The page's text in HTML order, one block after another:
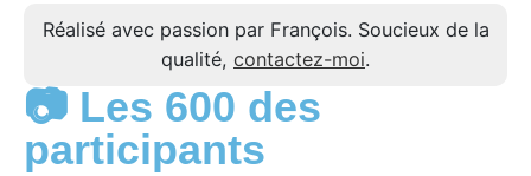
Réalisé avec passion par François. Soucieux de la
qualité, contactez-moi.
📷 Les 600 des
participants